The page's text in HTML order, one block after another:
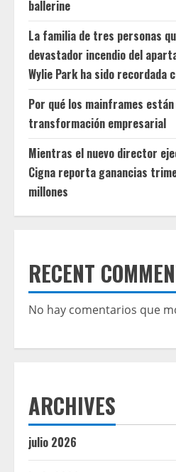
ballerine
La familia de tres personas
devastador incendio del
Wylie Park ha sido recordada
Por qué los mainframes
transformación empresarial
Mientras el nuevo director
Cigna reporta ganancias
millones
RECENT
No hay comentarios que
ARCHIVES
julio 2026